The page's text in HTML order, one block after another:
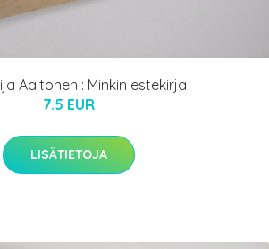
Aaltonen : Minkin estekirja
7.5 EUR
LISÄTIETOJA